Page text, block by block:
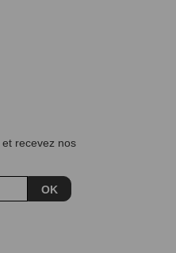
recevez nos
OK